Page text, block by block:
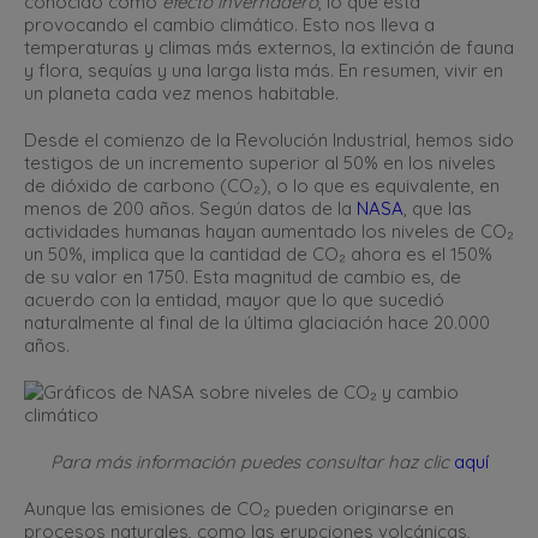
provocando el cambio climático. Esto nos lleva a
temperaturas y climas más externos, la extinción de fauna
y flora, sequías y una larga lista más. En resumen, vivir en
un planeta cada vez menos habitable.
Desde el comienzo de la Revolución Industrial, hemos sido
testigos de un incremento superior al 50% en los niveles
de dióxido de carbono (CO₂), o lo que es equivalente, en
menos de 200 años. Según datos de la NASA, que las
actividades humanas hayan aumentado los niveles de CO₂
un 50%, implica que la cantidad de CO₂ ahora es el 150%
de su valor en 1750. Esta magnitud de cambio es, de
acuerdo con la entidad, mayor que lo que sucedió
naturalmente al final de la última glaciación hace 20.000
años.
Para más información puedes consultar haz clic aquí
Aunque las emisiones de CO₂ pueden originarse en
procesos naturales, como las erupciones volcánicas,